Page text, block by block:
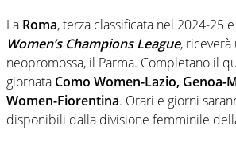
La Roma, terza classificata nel 2024-25
Women’s Champions League, riceverà
neopromossa, il Parma. Completano il
giornata Como Women-Lazio, Genoa-
Women-Fiorentina. Orari e giorni
disponibili dalla divisione femminile